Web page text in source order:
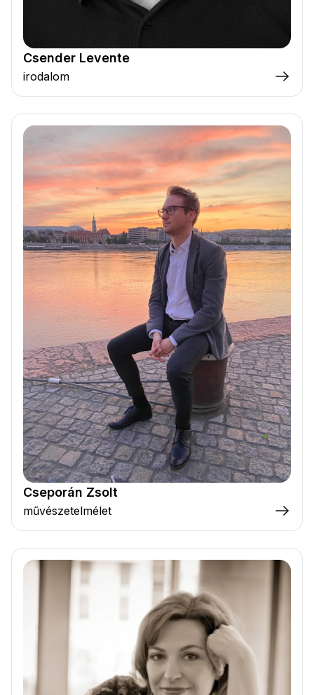
Csender Levente
irodalom
Cseporán Zsolt
művészetelmélet